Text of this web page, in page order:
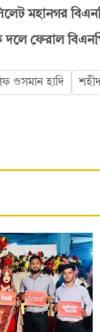
মহানগর
দলে ফেরাল
ওসমান হাদি